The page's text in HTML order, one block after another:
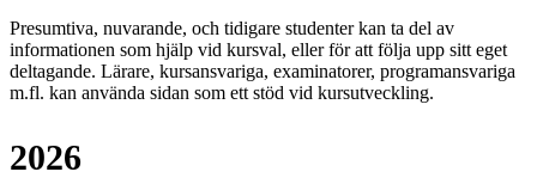
Presumtiva, nuvarande, och tidigare studenter kan ta del av
informationen som hjälp vid kursval, eller för att följa upp sitt eget
deltagande. Lärare, kursansvariga, examinatorer, programansvariga
m.fl. kan använda sidan som ett stöd vid kursutveckling.
2026